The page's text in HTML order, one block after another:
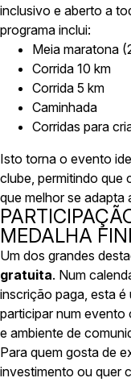
inclusivo e aberto a
programa inclui:
Meia maratona
Corrida 10 km
Corrida 5 km
Caminhada
Corridas para
Isto torna o evento
clube, permitindo que
que melhor se adapta
MEDALHA
Um dos grandes
gratuita. Num
inscrição paga, esta
participar num evento
e ambiente de
Para quem gosta de
investimento ou quer